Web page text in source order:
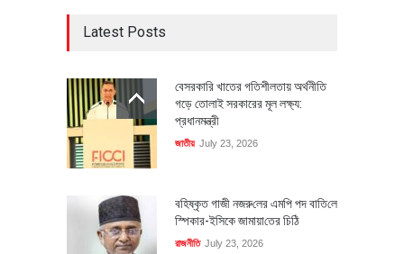
Latest Posts
বেসরকারি খাতের গতিশীলতায় অর্থনীতি
গড়ে তোলাই সরকারের মূল লক্ষ্য:
প্রধানমন্ত্রী
জাতীয় July 23, 2026
বহিষ্কৃত গাজী নজরু‌লের এম‌পি পদ বা‌তি‌লে
স্পিকার-ইসিকে জামায়া‌তের চি‌ঠি
রাজনীতি July 23, 2026